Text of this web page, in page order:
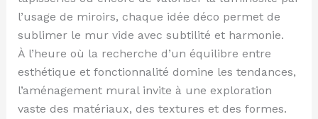
l’usage de miroirs, chaque idée déco permet de
sublimer le mur vide avec subtilité et harmonie.
À l’heure où la recherche d’un équilibre entre
esthétique et fonctionnalité domine les tendances,
l’aménagement mural invite à une exploration
vaste des matériaux, des textures et des formes.